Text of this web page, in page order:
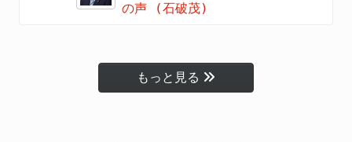
の声 (石破茂)
もっと見る